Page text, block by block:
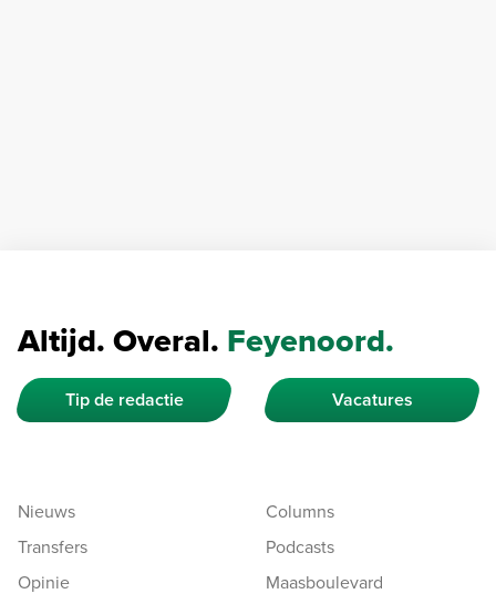
Altijd. Overal. Feyenoord.
Tip de redactie Vacatures
Nieuws
Transfers
Opinie
Columns
Podcasts
Maasboulevard